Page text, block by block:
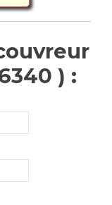
) :